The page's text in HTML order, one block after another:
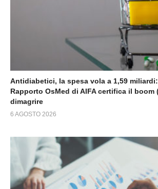
Antidiabetici, la spesa vola a 1,59
Rapporto OsMed di AIFA certifica il boom
dimagrire
6 AGOSTO 2026